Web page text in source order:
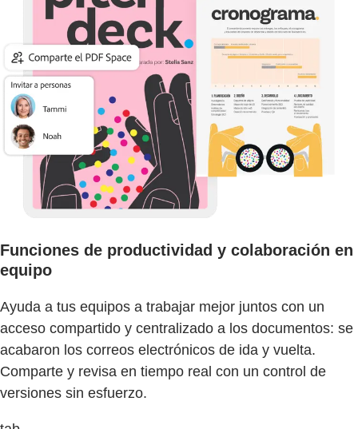
Funciones de productividad y colaboración en
equipo
Ayuda a tus equipos a trabajar mejor juntos con un
acceso compartido y centralizado a los documentos: se
acabaron los correos electrónicos de ida y vuelta.
Comparte y revisa en tiempo real con un control de
versiones sin esfuerzo.